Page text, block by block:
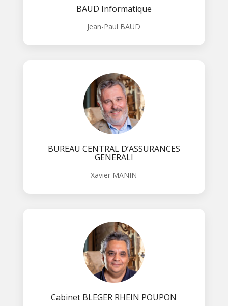
BAUD Informatique
Jean-Paul BAUD
BUREAU CENTRAL D’ASSURANCES
GENERALI
Xavier MANIN
Cabinet BLEGER RHEIN POUPON